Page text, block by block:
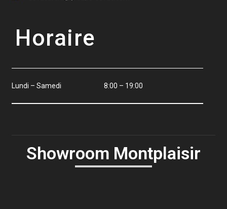
Horaire
Lundi – Samedi 8:00 – 19:00
Showroom Montplaisir